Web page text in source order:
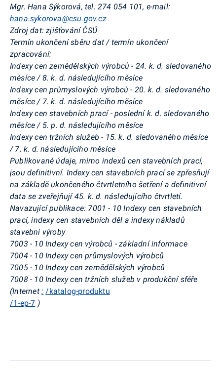
Mgr. Hana Sýkorová, tel. 274 054 101, e-mail:
hana.sykorova@csu.gov.cz
Zdroj dat: zjišťování ČSÚ
Termín ukončení sběru dat / termín ukončení
zpracování:
Indexy cen zemědělských výrobců - 24. k. d. sledovaného
měsíce / 8. k. d. následujícího měsíce
Indexy cen průmyslových výrobců - 20. k. d. sledovaného
měsíce / 7. k. d. následujícího měsíce
Indexy cen stavebních prací - poslední k. d. sledovaného
měsíce / 5. p. d. následujícího měsíce
Indexy cen tržních služeb - 15. k. d. sledovaného měsíce
/ 7. k. d. následujícího měsíce
Publikované údaje, mimo indexů cen stavebních prací,
jsou definitivní. Indexy cen stavebních prací se zpřesňují
na základě ukončeného čtvrtletního šetření a definitivní
data se zveřejňují 45. k. d. následujícího čtvrtletí.
Navazující publikace: 7001 - 10 Indexy cen stavebních
prací, indexy cen stavebních děl a indexy nákladů
stavební výroby
7003 - 10 Indexy cen výrobců - základní informace
7004 - 10 Indexy cen průmyslových výrobců
7005 - 10 Indexy cen zemědělských výrobců
7008 - 10 Indexy cen tržních služeb v produkční sféře
(Internet : /katalog-produktu
/1-ep-7 )